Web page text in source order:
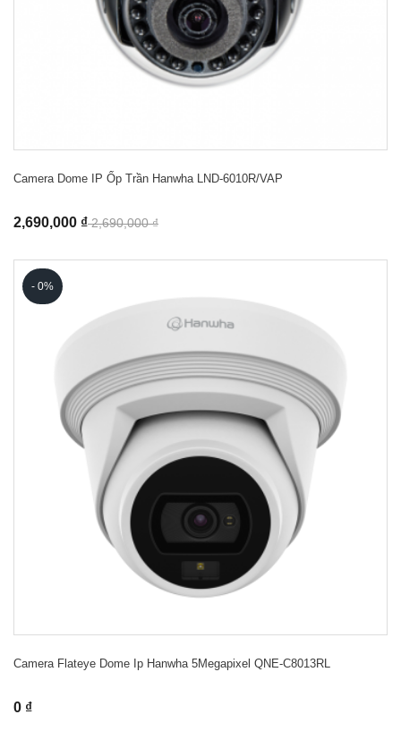
Camera Dome IP Ốp Trần Hanwha LND-6010R/VAP
2,690,000 ₫2,690,000 ₫
- 0%
Camera Flateye Dome Ip Hanwha 5Megapixel QNE-C8013RL
0 ₫